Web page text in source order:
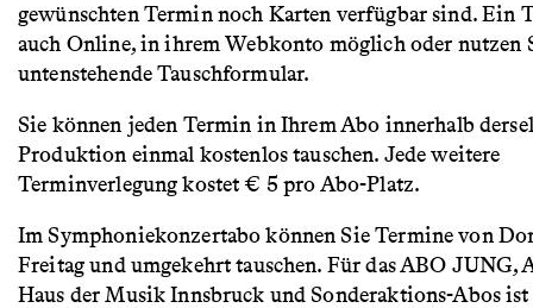
gewünschten Termin noch Karten verfügbar sind. Ein
auch Online, in ihrem Webkonto möglich oder nutzen
untenstehende Tauschformular.
Sie können jeden Termin in Ihrem Abo innerhalb
Produktion einmal kostenlos tauschen. Jede weitere
Terminverlegung kostet € 5 pro Abo-Platz.
Im Symphoniekonzertabo können Sie Termine von
Freitag und umgekehrt tauschen. Für das ABO JUNG,
Haus der Musik Innsbruck und Sonderaktions-Abos